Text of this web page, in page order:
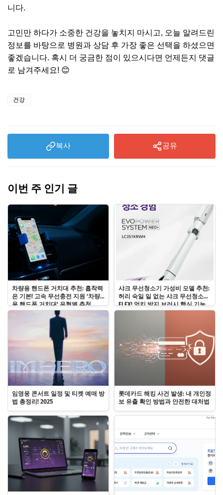
니다.
고민만 하다가 소중한 건강을 놓치지 마시고, 오늘 알려드린
정보를 바탕으로 병원과 상담 후 가장 좋은 선택을 하셨으면
좋겠습니다. 혹시 더 궁금한 점이 있으시다면 언제든지 댓글
로 남겨주세요! 😊
건강
복사 공유
이번 주 인기 글
차량용 핸드폰 거치대 추천: 흡착력
은 기본! 고속 무선충전 지원 '차량
용 핸드폰 거치대' 유형별 추천
샤크 무선청소기 가성비 모델 추천:
허리 숙일 일 없는 샤크 무선청소기
FLEX! 엉킴 방지 브러시 핵심 기능
총정리
임영웅 콘서트 일정 및 티켓 예매 방
법 총정리! 2025
롯데카드 해킹 사건 발생: 내 개인정
보 유출 확인 방법과 안전한 대처법